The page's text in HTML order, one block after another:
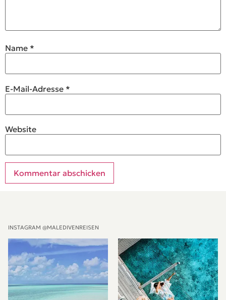
Name *
E-Mail-Adresse *
Website
INSTAGRAM @MALEDIVENREISEN